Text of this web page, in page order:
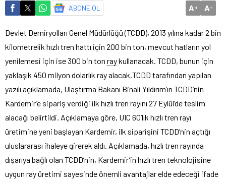
ABONE OL A+ A-
Devlet Demiryolları Genel Müdürlüğü (TCDD), 2013 yılına kadar 2 bin
kilometrelik hızlı tren hattı için 200 bin ton, mevcut hatların yol
yenilemesi için ise 300 bin ton raykullanacak. TCDD, bunun için
yaklaşık 450 milyon dolarlık ray alacak. TCDD tarafından yapılan
yazılı açıklamada, Ulaştırma Bakanı Binali Yıldırım’ın TCDD’nin
Kardemir’e sipariş verdiği ilk hızlı tren rayını 27 Eylül’de teslim
alacağı belirtildi. Açıklamaya göre, UIC 60’lık hızlı tren rayı
üretimine yeni başlayan Kardemir, ilk siparişini TCDD’nin açtığı
uluslararası ihaleye girerek aldı. Açıklamada, hızlı tren rayında
dışarıya bağlı olan TCDD’nin, Kardemir’in hızlı tren teknolojisine
uygun ray üretimi sayesinde önemli avantajlar elde edeceği ifade